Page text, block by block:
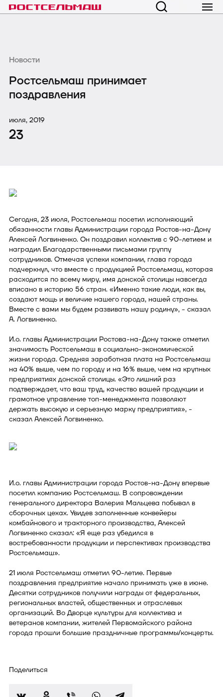
Новости
Ростсельмаш принимает
поздравления
июля, 2019
23
Сегодня, 23 июля, Ростсельмаш посетил исполняющий
обязанности главы Администрации города Ростов-на-Дону
Алексей Логвиненко. Он поздравил коллектив с 90-летием и
наградил Благодарственными письмами группу
сотрудников. Отмечая успехи компании, глава города
подчеркнул, что вместе с продукцией Ростсельмаш, которая
расходится по всему миру, имя донской столицы навсегда
вписано в историю 56 стран. «Именно такие люди, как вы,
создают мощь и величие нашего города, нашей страны.
Вместе с вами мы будем развивать нашу родину», - сказал
А. Логвиненко.
И.о. главы Администрации Ростова-на-Дону также отметил
значимость Ростсельмаш в социально-экономической
жизни города. Средняя заработная плата на Ростсельмаш
на 40% выше, чем по городу и на 16% выше, чем на крупных
предприятиях донской столицы. «Это лишний раз
подтверждает, что ваш труд, качество вашей продукции и
грамотное управление топ-менеджмента позволяют
держать высокую и серьезную марку предприятия», -
сказал Алексей Логвиненко.
И.о. главы Администрации города Ростов-на-Дону впервые
посетил компанию Ростсельмаш. В сопровождении
генерального директора Валерия Мальцева побывал в
сборочных цехах. Увидев заполненные конвейеры
комбайнового и тракторного производства, Алексей
Логвиненко сказал: «Я еще раз убедился в
востребованности продукции и перспективах производства
Ростсельмаш».
21 июля Ростсельмаш отметил 90-летие. Первые
поздравления предприятие начало принимать уже в июне.
Десятки сотрудников получили награды от федеральных,
региональных властей, общественных и отраслевых
организаций. Во Дворце культуры для коллектива и
ветеранов компании, жителей Первомайского района
города прошли большие праздничные программы/концерты.
Поделиться